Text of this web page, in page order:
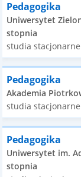
Pedagogika
Uniwersytet
stopnia
studia
Pedagogika
Akademia
studia
Pedagogika
Uniwersytet im.
stopnia